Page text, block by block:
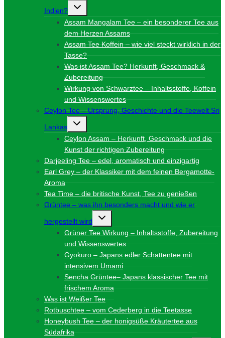
Indien?
Untermenü
Assam Mangalam Tee – ein besonderer Tee aus
dem Herzen Assams
Assam Tee Koffein – wie viel steckt wirklich in der
Tasse?
Was ist Assam Tee? Herkunft, Geschmack &
Zubereitung
Wirkung von Schwarztee – Inhaltsstoffe, Koffein
und Wissenswertes
Ceylon Tee – Ursprung, Geschichte und die Teewelt Sri
Lankas
Untermenü
Ceylon Assam – Herkunft, Geschmack und die
Kunst der richtigen Zubereitung
Darjeeling Tee – edel, aromatisch und einzigartig
Earl Grey – der Klassiker mit dem feinen Bergamotte-
Aroma
Tea Time – die britische Kunst, Tee zu genießen
Grüntee – was ihn besonders macht und wie er
hergestellt wird
Untermenü
Grüner Tee Wirkung – Inhaltsstoffe, Zubereitung
und Wissenswertes
Gyokuro – Japans edler Schattentee mit
intensivem Umami
Sencha Grüntee– Japans klassischer Tee mit
frischem Aroma
Was ist Weißer Tee
Rotbuschtee – vom Cederberg in die Teetasse
Honeybush Tee – der honigsüße Kräutertee aus
Südafrika